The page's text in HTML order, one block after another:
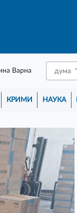
Варна
КРИМИ НАУКА